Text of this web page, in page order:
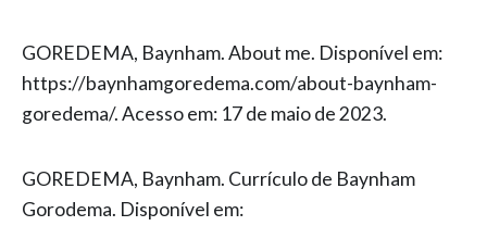
GOREDEMA, Baynham. About me. Disponível em:
https://baynhamgoredema.com/about-baynham-
goredema/. Acesso em: 17 de maio de 2023.
GOREDEMA, Baynham. Currículo de Baynham
Gorodema. Disponível em: